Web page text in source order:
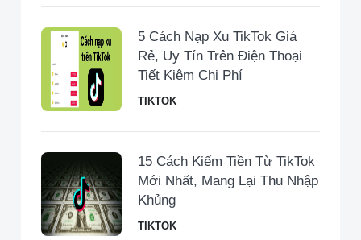
5 Cách Nạp Xu TikTok Giá
Rẻ, Uy Tín Trên Điện Thoại
Tiết Kiệm Chi Phí
TIKTOK
15 Cách Kiếm Tiền Từ TikTok
Mới Nhất, Mang Lại Thu Nhập
Khủng
TIKTOK